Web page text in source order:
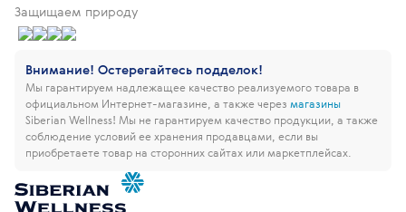
Защищаем природу
Внимание! Остерегайтесь подделок!
Мы гарантируем надлежащее качество реализуемого товара в
официальном Интернет-магазине, а также через магазины
Siberian Wellness! Мы не гарантируем качество продукции, а также
соблюдение условий ее хранения продавцами, если вы
приобретаете товар на сторонних сайтах или маркетплейсах.